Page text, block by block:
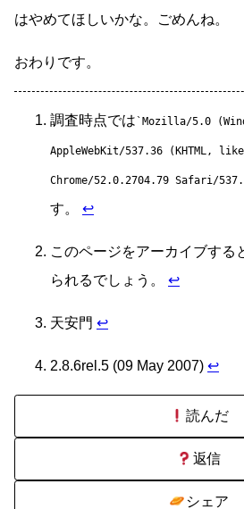
はやめてほしいかな。ごめんね。
おわりです。
調査時点では Mozilla/5.0
AppleWebKit/537.36 (KHTML,
Chrome/52.0.2704.79 Safari/
す。 ↩
このページをアーカイブする
られるでしょう。 ↩
天安門 ↩
2.8.6rel.5 (09 May 2007) ↩
読んだ
返信
シェア